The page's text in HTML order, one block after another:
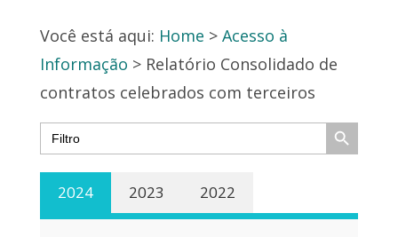
Você está aqui: Home > Acesso à
Informação > Relatório Consolidado de
contratos celebrados com terceiros
Search
for:
Search Button
2024 2023 2022